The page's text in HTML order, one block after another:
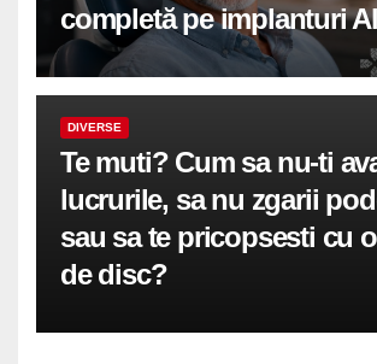
completă pe implanturi
DIVERSE
Te muti? Cum sa nu-ti
lucrurile, sa nu zgarii
sau sa te pricopsesti cu
de disc?